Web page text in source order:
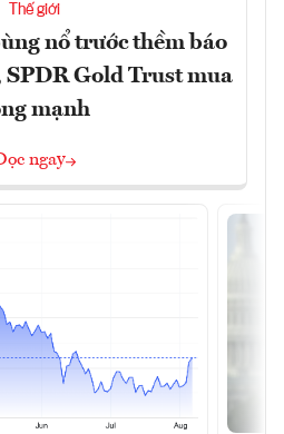
Thế giới
nổ trước thềm báo
SPDR Gold Trust mua
mạnh
ngay